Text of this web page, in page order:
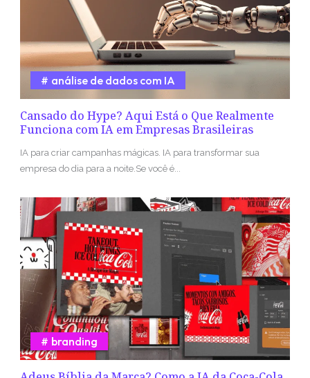
Cansado do Hype? Aqui Está o Que Realmente
Funciona com IA em Empresas Brasileiras
análise de dados com IA
IA para criar campanhas mágicas. IA para transformar sua
empresa do dia para a noite.Se você é...
branding